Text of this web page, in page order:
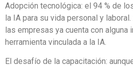
Adopción tecnológica: el 94 % de
la IA para su vida personal y
las empresas ya cuenta con alguna
herramienta vinculada a la IA.
El desafío de la capacitación: